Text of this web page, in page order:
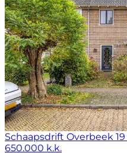
Schaapsdrift Overbeek 19
650.000 k.k.